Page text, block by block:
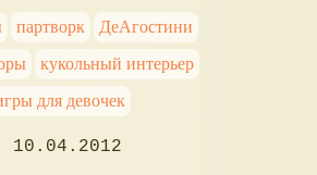
партворк
ДеАгостини
кукольный интерьер
для девочек
10.04.2012